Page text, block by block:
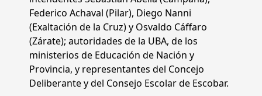
Federico Achaval (Pilar), Diego Nanni
(Exaltación de la Cruz) y Osvaldo Cáffaro
(Zárate); autoridades de la UBA, de los
ministerios de Educación de Nación y
Provincia, y representantes del Concejo
Deliberante y del Consejo Escolar de Escobar.